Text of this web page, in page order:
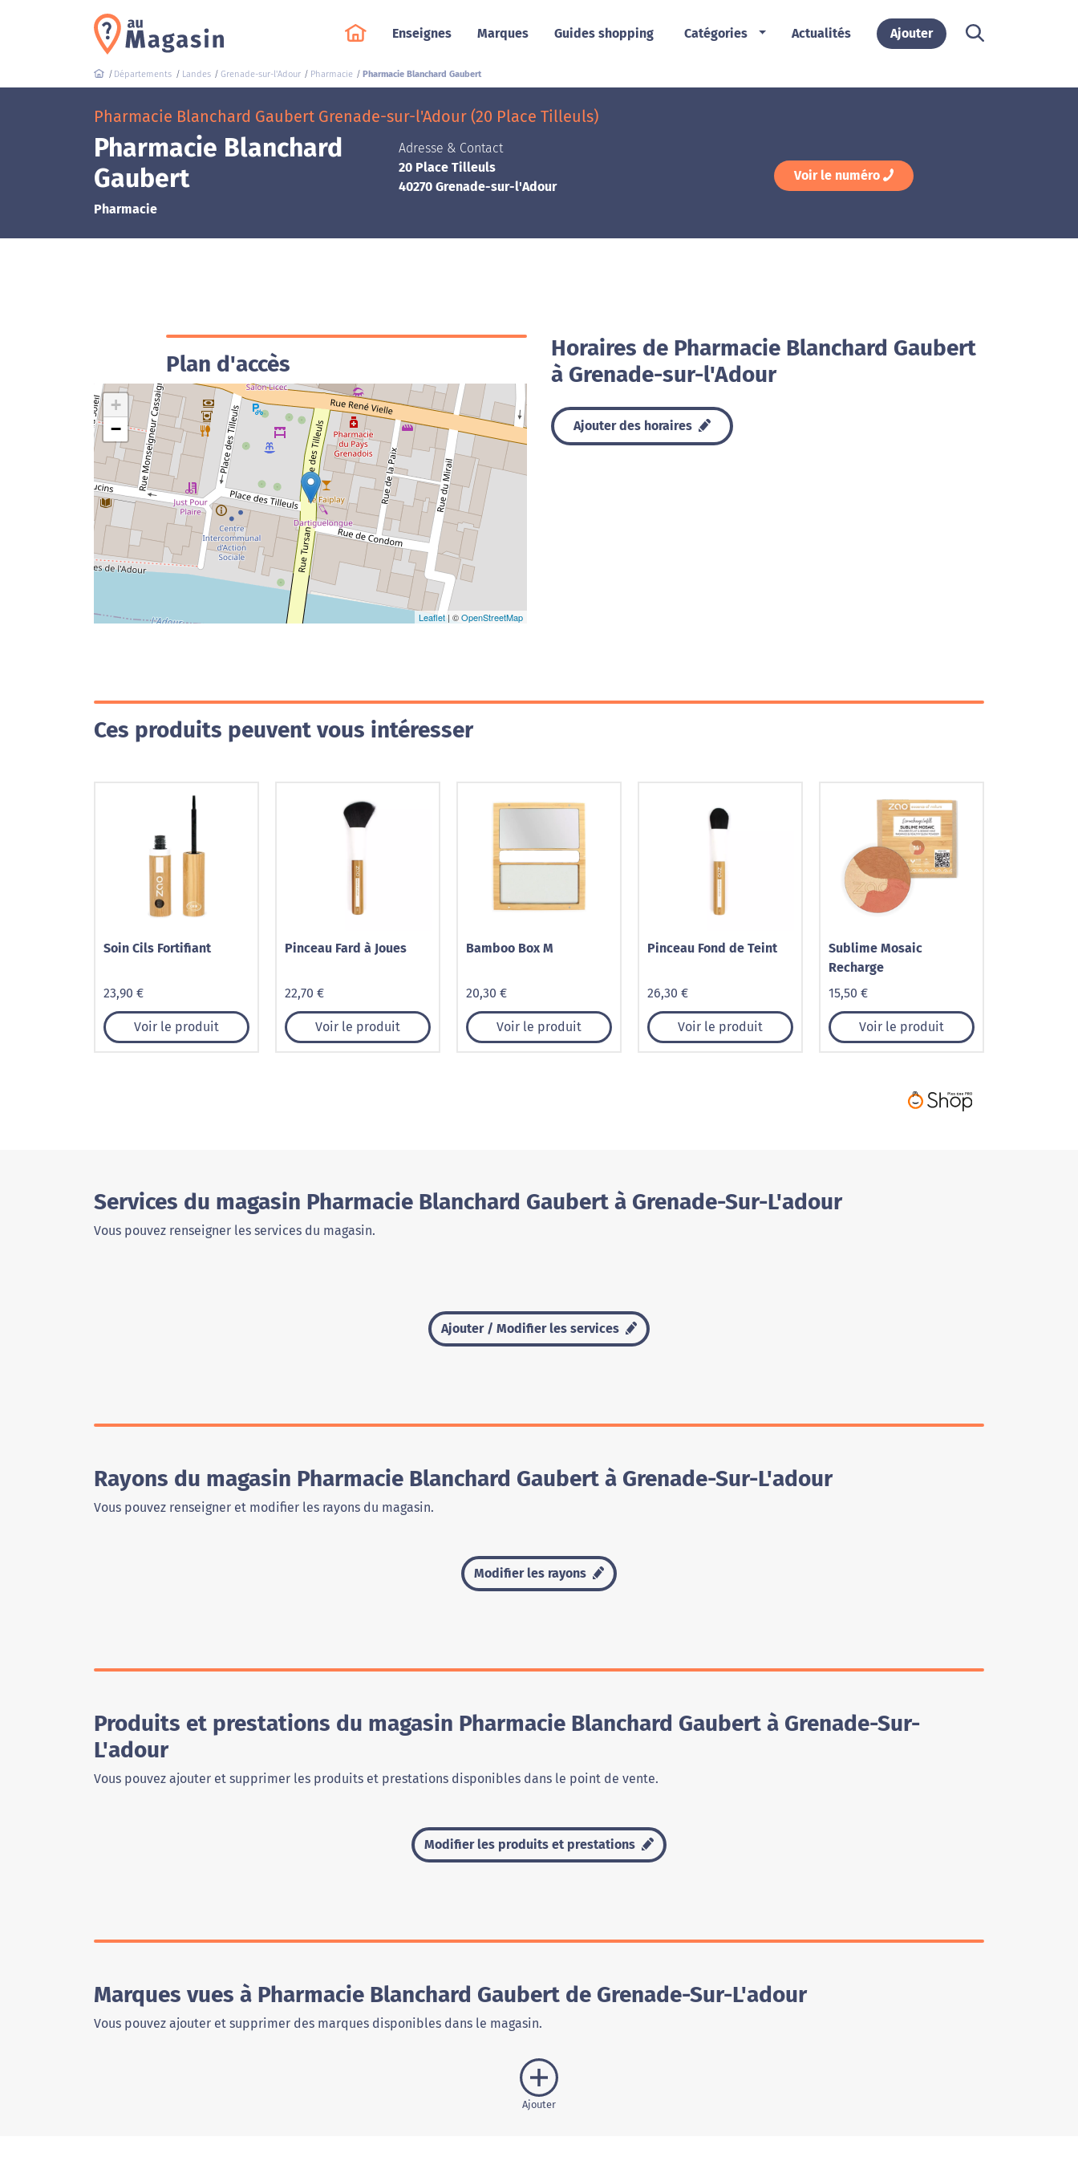
Enseignes Marques Guides shopping Catégories Actualités Ajouter
Départements Landes Grenade-sur-l'Adour Pharmacie Pharmacie Blanchard Gaubert
Pharmacie Blanchard Gaubert Grenade-sur-l'Adour (20 Place Tilleuls)
Pharmacie Blanchard
Gaubert
Pharmacie
Adresse & Contact
20 Place Tilleuls
40270 Grenade-sur-l'Adour
Voir le numéro
Plan d'accès
+
−
Leaflet| ©OpenStreetMap
Horaires de Pharmacie Blanchard Gaubert
à Grenade-sur-l'Adour
Ajouter des horaires
Ces produits peuvent vous intéresser
Soin Cils Fortifiant
23,90 €
Voir le produit
Pinceau Fard à Joues
22,70 €
Voir le produit
Bamboo Box M
20,30 €
Voir le produit
Pinceau Fond de Teint
26,30 €
Voir le produit
Sublime Mosaic
Recharge
15,50 €
Voir le produit
Services du magasin Pharmacie Blanchard Gaubert à Grenade-Sur-L'adour
Vous pouvez renseigner les services du magasin.
Ajouter / Modifier les services
Rayons du magasin Pharmacie Blanchard Gaubert à Grenade-Sur-L'adour
Vous pouvez renseigner et modifier les rayons du magasin.
Modifier les rayons
Produits et prestations du magasin Pharmacie Blanchard Gaubert à Grenade-Sur-
L'adour
Vous pouvez ajouter et supprimer les produits et prestations disponibles dans le point de vente.
Modifier les produits et prestations
Marques vues à Pharmacie Blanchard Gaubert de Grenade-Sur-L'adour
Vous pouvez ajouter et supprimer des marques disponibles dans le magasin.
Ajouter